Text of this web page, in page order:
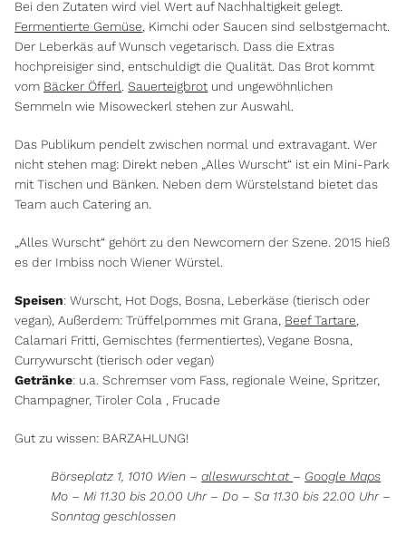
Bei den Zutaten wird viel Wert auf Nachhaltigkeit gelegt.
Fermentierte Gemüse, Kimchi oder Saucen sind selbstgemacht.
Der Leberkäs auf Wunsch vegetarisch. Dass die Extras
hochpreisiger sind, entschuldigt die Qualität. Das Brot kommt
vom Bäcker Öfferl.Sauerteigbrot und ungewöhnlichen
Semmeln wie Misoweckerl stehen zur Auswahl.
Das Publikum pendelt zwischen normal und extravagant. Wer
nicht stehen mag: Direkt neben „Alles Wurscht“ ist ein Mini-Park
mit Tischen und Bänken. Neben dem Würstelstand bietet das
Team auch Catering an.
„Alles Wurscht“ gehört zu den Newcomern der Szene. 2015 hieß
es der Imbiss noch Wiener Würstel.
Speisen: Wurscht, Hot Dogs, Bosna, Leberkäse (tierisch oder
vegan), Außerdem: Trüffelpommes mit Grana, Beef Tartare,
Calamari Fritti, Gemischtes (fermentiertes), Vegane Bosna,
Currywurscht (tierisch oder vegan)
Getränke: u.a. Schremser vom Fass, regionale Weine, Spritzer,
Champagner, Tiroler Cola , Frucade
Gut zu wissen: BARZAHLUNG!
Börseplatz 1, 1010 Wien –alleswurscht.at – Google Maps
Mo – Mi 11.30 bis 20.00 Uhr – Do – Sa 11.30 bis 22.00 Uhr –
Sonntag geschlossen